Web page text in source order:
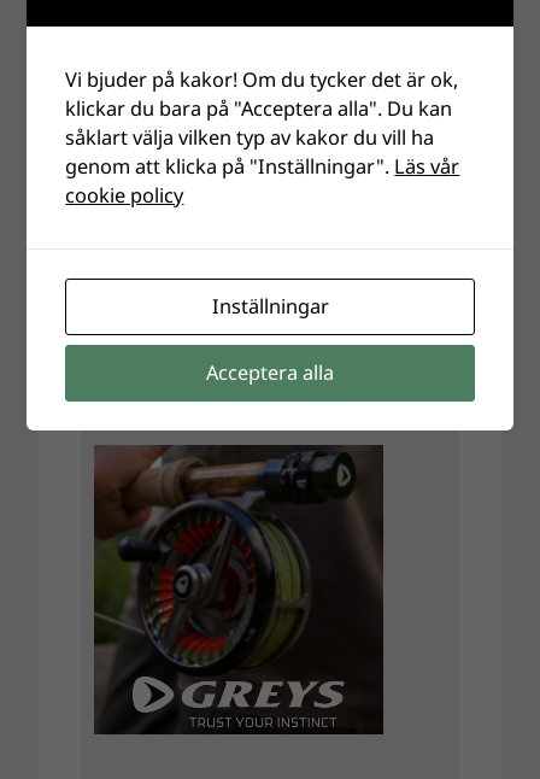
Vi bjuder på kakor! Om du tycker det är ok,
klickar du bara på "Acceptera alla". Du kan
såklart välja vilken typ av kakor du vill ha
genom att klicka på "Inställningar". Läs vår
cookie policy
Inställningar
Acceptera alla